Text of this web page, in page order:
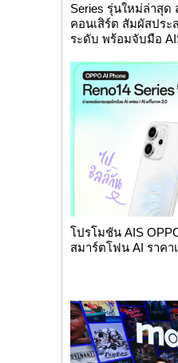
Series รุ่นใหม่ล่าสุ
คอนเสิร์ต สัมผัสปร
ระดับ พร้อมจับมือ
โปรโมชัน AIS
สมาร์ตโฟน AI ราคา